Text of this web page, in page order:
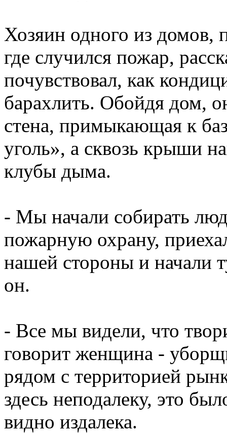
Хозяин одного из домов,
где случился пожар,
почувствовал, как
барахлить. Обойдя дом,
стена, примыкающая к
уголь», а сквозь крыши
клубы дыма.
- Мы начали собирать
пожарную охрану,
нашей стороны и начали
он.
- Все мы видели, что
говорит женщина -
рядом с территорией
здесь неподалеку, это
видно издалека.